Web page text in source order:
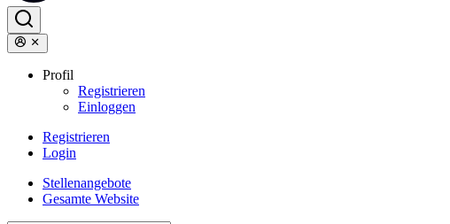
Profil
Registrieren
Einloggen
Registrieren
Login
Stellenangebote
Gesamte Website